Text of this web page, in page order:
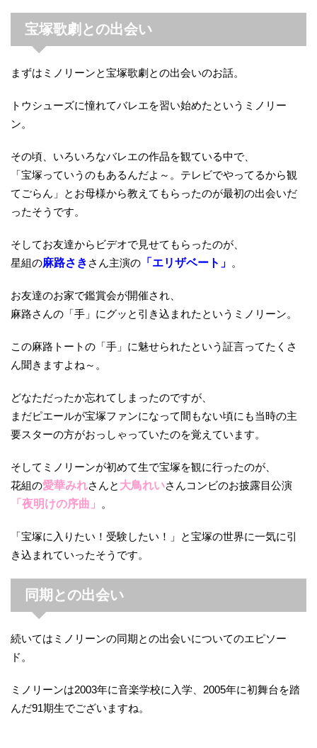
宝塚歌劇との出会い
まずはミノリーンと宝塚歌劇との出会いのお話。
トウシューズに憧れてバレエを習い始めたというミノリー
ン。
その頃、いろいろなバレエの作品を観ている中で、
「宝塚っていうのもあるんだよ～。テレビでやってるから観
てごらん」とお母様から教えてもらったのが最初の出会いだ
ったそうです。
そしてお友達からビデオで見せてもらったのが、
星組の麻路さき さん主演の 「エリザベート」 。
お友達のお家で鑑賞会が開催され、
麻路さんの「手」にグッと引き込まれたというミノリーン。
この麻路トートの「手」に魅せられたという証言ってたくさ
ん聞きますよね～。
どなただったか忘れてしまったのですが、
まだピエールが宝塚ファンになって間もない頃にも当時の主
要スターの方がおっしゃっていたのを覚えています。
そしてミノリーンが初めて生で宝塚を観に行ったのが、
花組の愛華みれさんと 大鳥れいさんコンビのお披露目公演
「夜明けの序曲」
。
「宝塚に入りたい！受験したい！」と宝塚の世界に一気に引
き込まれていったそうです。
同期との出会い
続いてはミノリーンの同期との出会いについてのエピソー
ド。
ミノリーンは2003年に音楽学校に入学、2005年に初舞台を踏
んだ91期生でございますね。